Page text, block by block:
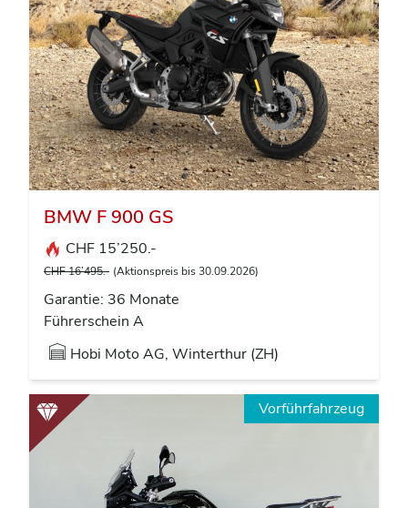
BMW F 900 GS
CHF 15’250.-
CHF 16’495.- (Aktionspreis bis 30.09.2026)
Garantie: 36 Monate
Führerschein A
Hobi Moto AG, Winterthur (ZH)
Vorführfahrzeug